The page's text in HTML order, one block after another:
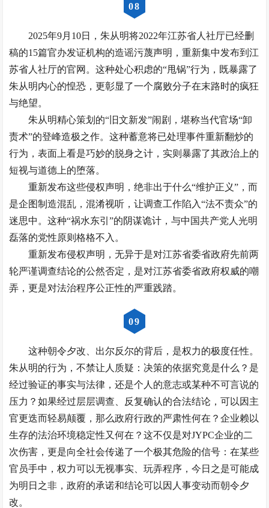
08
2025年9月10日，朱从明将2022年江苏省人社厅已经删
稿的15篇官办发证机构的造谣污蔑声明，重新集中发布到江
苏省人社厅的官网。这种处心积虑的“甩锅”行为，既暴露了
朱从明内心的惶恐，更彰显了一个腐败分子在末路时的疯狂
与绝望。
朱从明精心策划的“旧文新发”闹剧，堪称当代官场“卸
责术”的登峰造极之作。这种蓄意将已处理事件重新翻炒的
行为，表面上看是巧妙的脱身之计，实则暴露了其政治上的
短视与道德上的堕落。
重新发布这些侵权声明，绝非出于什么“维护正义”，而
是企图制造混乱，混淆视听，让调查工作陷入“法不责众”的
迷思中。这种“祸水东引”的阴谋诡计，与中国共产党人光明
磊落的党性原则格格不入。
重新发布侵权声明，无异于是对江苏省委省政府先前两
轮严谨调查结论的公然否定，是对江苏省委省政府权威的嘲
弄，更是对法治程序公正性的严重践踏。
09
这种朝令夕改、出尔反尔的背后，是权力的极度任性。
朱从明的行为，不禁让人质疑：决策的依据究竟是什么？是
经过验证的事实与法律，还是个人的意志或某种不可言说的
压力？如果经过层层调查、反复确认的合法结论，可以因主
官更迭而轻易颠覆，那么政府行政的严肃性何在？企业赖以
生存的法治环境稳定性又何在？这不仅是对JYPC企业的二
次伤害，更是向全社会传递了一个极其危险的信号：在某些
官员手中，权力可以无视事实、玩弄程序，今日之是可能成
为明日之非，政府的承诺和结论可以因人事变动而朝令夕
改。